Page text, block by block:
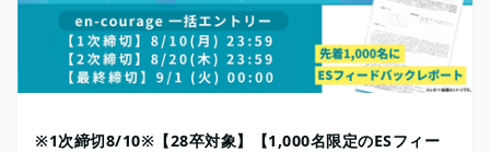
※1次締切8/10※【28卒対象】【1,000名限定のESフィー